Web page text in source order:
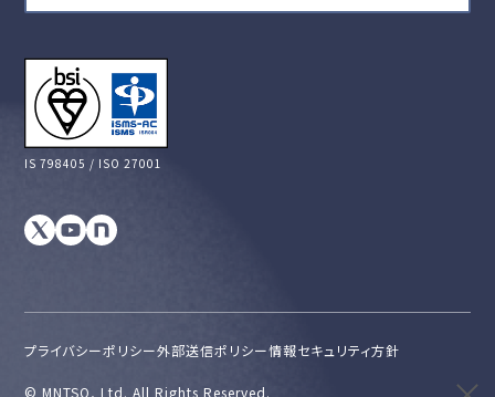
IS 798405 / ISO 27001
プライバシーポリシー外部送信ポリシー情報セキュリティ方針
©︎ MNTSQ, Ltd. All Rights Reserved.